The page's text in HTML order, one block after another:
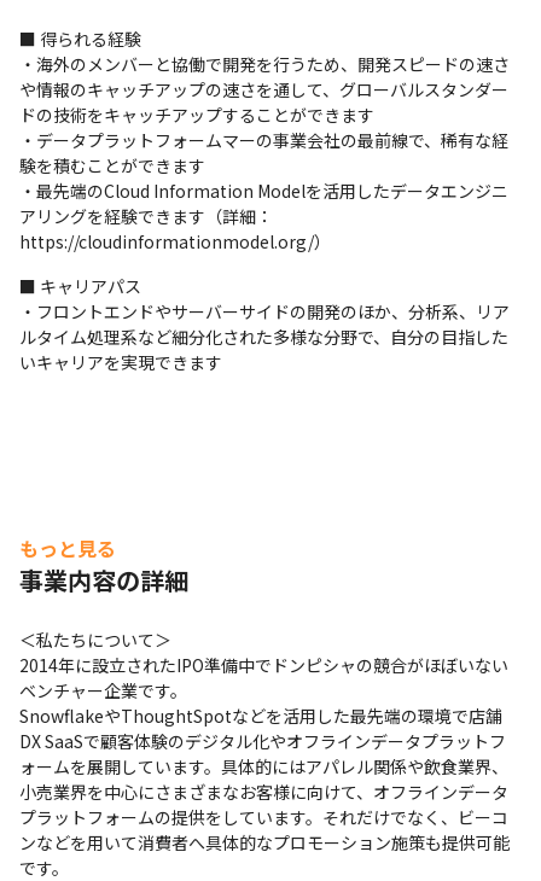
■ 得られる経験
・海外のメンバーと協働で開発を行うため、開発スピードの速さ
や情報のキャッチアップの速さを通して、グローバルスタンダー
ドの技術をキャッチアップすることができます
・データプラットフォームマーの事業会社の最前線で、稀有な経
験を積むことができます
・最先端のCloud Information Modelを活用したデータエンジニ
アリングを経験できます（詳細：
https://cloudinformationmodel.org/）
■ キャリアパス
・フロントエンドやサーバーサイドの開発のほか、分析系、リア
ルタイム処理系など細分化された多様な分野で、自分の目指した
いキャリアを実現できます
もっと見る
事業内容の詳細
＜私たちについて＞
2014年に設立されたIPO準備中でドンピシャの競合がほぼいない
ベンチャー企業です。
SnowflakeやThoughtSpotなどを活用した最先端の環境で店舗
DX SaaSで顧客体験のデジタル化やオフラインデータプラットフ
ォームを展開しています。具体的にはアパレル関係や飲食業界、
小売業界を中心にさまざまなお客様に向けて、オフラインデータ
プラットフォームの提供をしています。それだけでなく、ビーコ
ンなどを用いて消費者へ具体的なプロモーション施策も提供可能
です。